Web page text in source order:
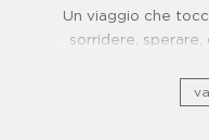
Un viaggio che
sorridere,
di usanze,